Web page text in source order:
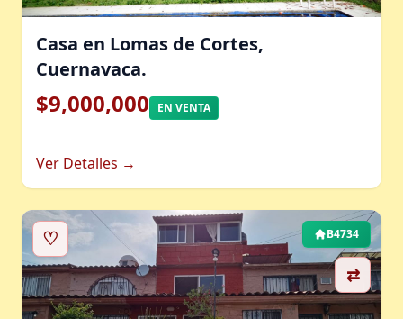
Casa en Lomas de Cortes,
Cuernavaca.
$9,000,000 EN VENTA
Ver Detalles →
♡
⇄
B4734